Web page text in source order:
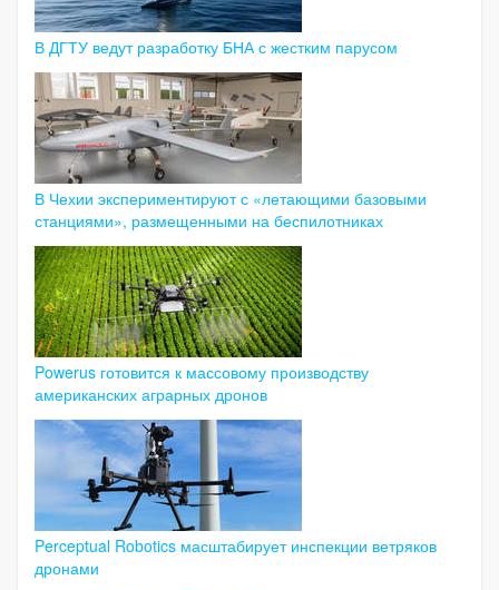
В ДГТУ ведут разработку БНА с жестким парусом
В Чехии экспериментируют с «летающими базовыми
станциями», размещенными на беспилотниках
Powerus готовится к массовому производству
американских аграрных дронов
Perceptual Robotics масштабирует инспекции ветряков
дронами